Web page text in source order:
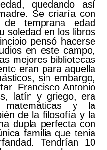
quedando así
Se criaría con
temprana edad
soledad en los libros
pensó hacerse
en este campo,
mejores bibliotecas
eran para aquella
sin embargo,
Francisco Antonio
latín y griego, era
matemáticas y la
de la filosofía y la
dupla perfecta con
familia que tenia
Tendrían 10